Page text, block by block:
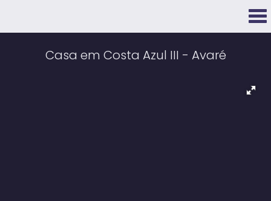
Casa em Costa Azul III - Avaré